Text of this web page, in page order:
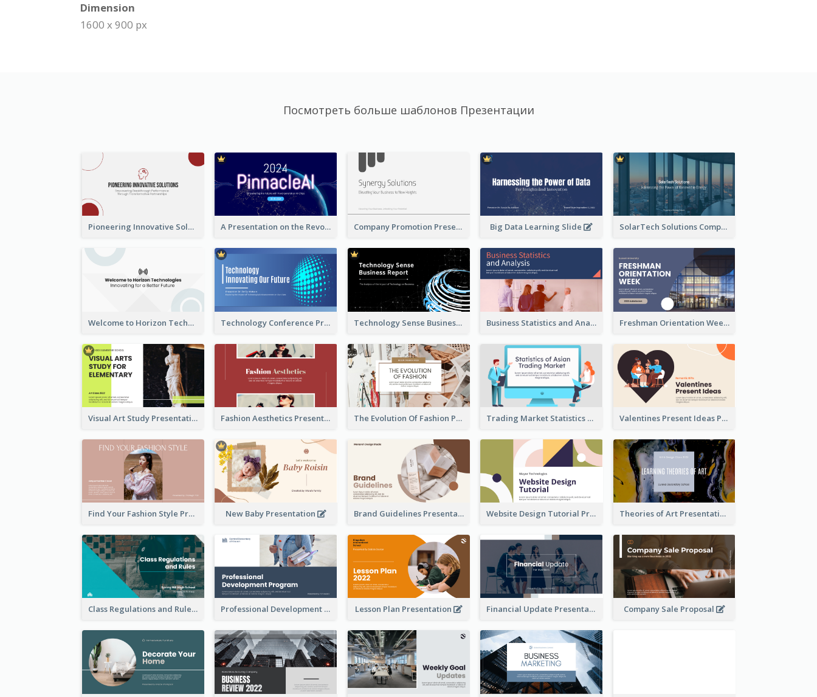
Dimension
1600 x 900 px
Посмотреть больше шаблонов Презентации
Pioneering Innovative Solutions Company Overview A Presentation on the Revolutionary Development of AI Chips Company Promotion Presentation Big Data Learning Slide SolarTech Solutions Company Overview
Welcome to Horizon Technologies- Innovating for a Better Future Technology Conference Presentation Technology Sense Business Report Business Statistics and Analysis Presentation Freshman Orientation Week Presentation
Visual Art Study Presentation Fashion Aesthetics Presentation The Evolution Of Fashion Presentation Trading Market Statistics Presentation Valentines Present Ideas Presentation
Find Your Fashion Style Presentation New Baby Presentation Brand Guidelines Presentation Website Design Tutorial Presentation Theories of Art Presentation
Class Regulations and Rules Presentation Professional Development Program Presentation Lesson Plan Presentation Financial Update Presentation Company Sale Proposal